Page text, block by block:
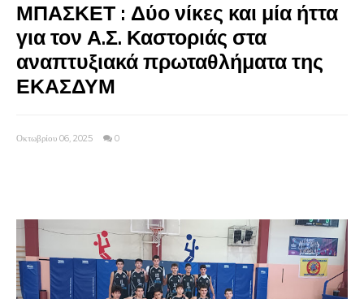
ΜΠΑΣΚΕΤ : Δύο νίκες και μία ήττα
για τον Α.Σ. Καστοριάς στα
αναπτυξιακά πρωταθλήματα της
ΕΚΑΣΔΥΜ
Οκτωβρίου 06, 2025 0